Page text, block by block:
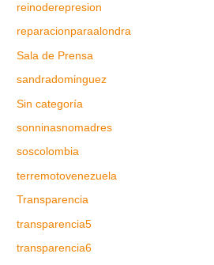
reinoderepresion
reparacionparaalondra
Sala de Prensa
sandradominguez
Sin categoría
sonninasnomadres
soscolombia
terremotovenezuela
Transparencia
transparencia5
transparencia6